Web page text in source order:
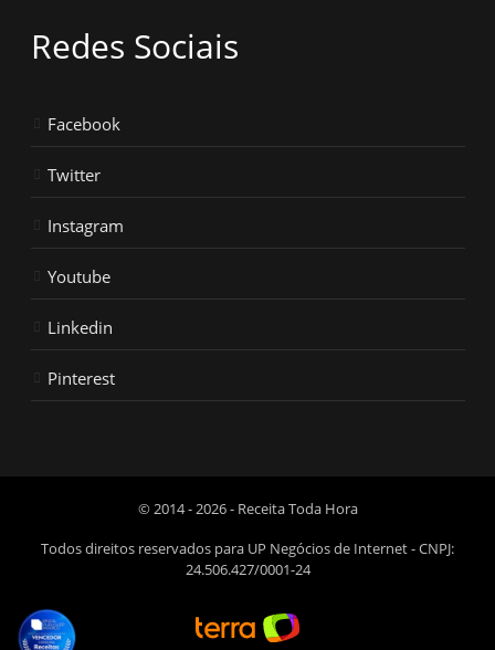
Redes Sociais
Facebook
Twitter
Instagram
Youtube
Linkedin
Pinterest
© 2014 - 2026 - Receita Toda Hora
Todos direitos reservados para UP Negócios de Internet - CNPJ:
24.506.427/0001-24